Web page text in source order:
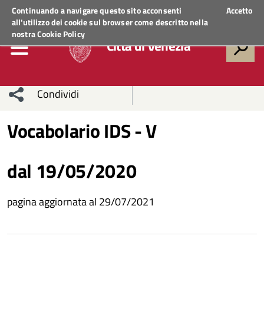
Continuando a navigare questo sito acconsenti
all'utilizzo dei cookie sul browser come descritto nella
nostraCookie Policy
Accetto
Regione VenetoACCEDI AI SERVIZI
Città di Venezia
Condividi
network
Condividi
Condividi
Facebook
su
Twitter
Condividi
su
Facebook
Condividi
su
Vocabolario IDS - V
dal 19/05/2020
pagina aggiornata al 29/07/2021